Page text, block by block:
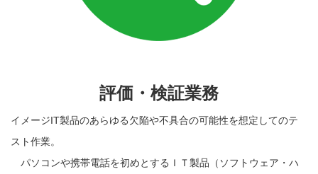
評価・検証業務
イメージIT製品のあらゆる欠陥や不具合の可能性を想定してのテ
スト作業。
パソコンや携帯電話を初めとするＩＴ製品（ソフトウェア・ハ